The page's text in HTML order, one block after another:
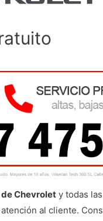
Chevrolet y todas
al cliente.